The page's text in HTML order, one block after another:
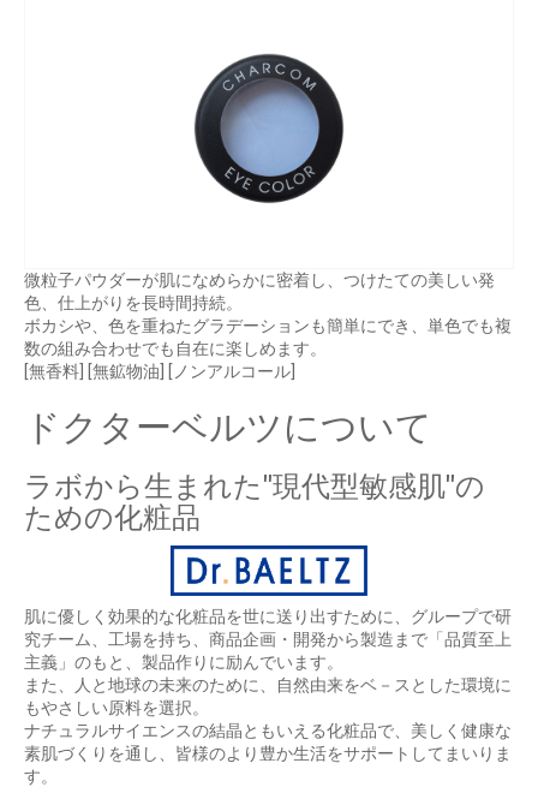
微粒子パウダーが肌になめらかに密着し、つけたての美しい発
色、仕上がりを長時間持続。
ボカシや、色を重ねたグラデーションも簡単にでき、単色でも複
数の組み合わせでも自在に楽しめます。
[無香料] [無鉱物油] [ノンアルコール]
ドクターベルツについて
ラボから生まれた"現代型敏感肌"の
ための化粧品
肌に優しく効果的な化粧品を世に送り出すために、グループで研
究チーム、工場を持ち、商品企画・開発から製造まで「品質至上
主義」のもと、製品作りに励んでいます。
また、人と地球の未来のために、自然由来をベ－スとした環境に
もやさしい原料を選択。
ナチュラルサイエンスの結晶ともいえる化粧品で、美しく健康な
素肌づくりを通し、皆様のより豊か生活をサポートしてまいりま
す。